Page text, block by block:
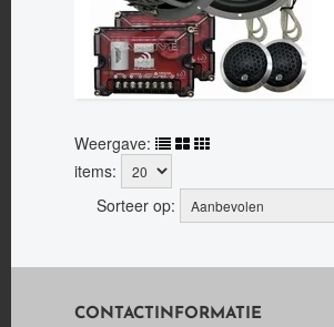
Weergave:
items:
Sorteer op:
CONTACTINFORMATIE